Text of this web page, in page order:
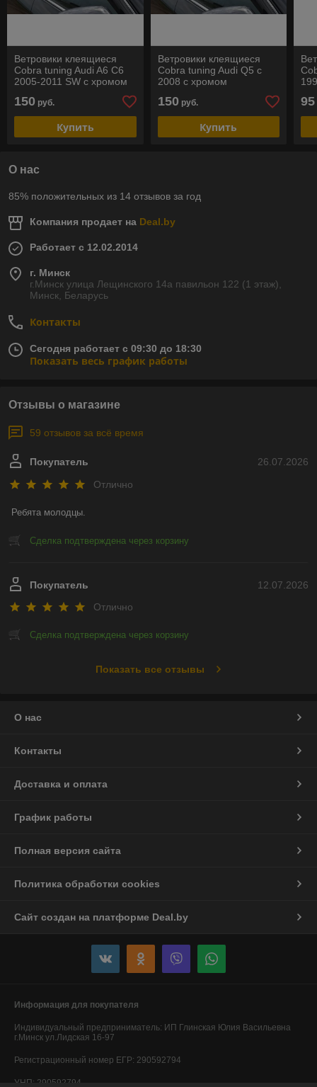
Ветровики клеящиеся
Cobra tuning Audi A6 C6
2005-2011 SW с хромом
150 руб.
Купить
Ветровики клеящиеся
Cobra tuning Audi Q5 с
2008 с хромом
150 руб.
Купить
95
О нас
85% положительных из 14 отзывов за год
Компания продает на Deal.by
Работает с 12.02.2014
г. Минск
г.Минск улица Лещинского 14а павильон 122 (1 этаж),
Минск, Беларусь
Контакты
Сегодня работает с 09:30 до 18:30
Показать весь график работы
Отзывы о магазине
59 отзывов за всё время
26.07.2026
Покупатель
Отлично
Ребята молодцы.
Сделка подтверждена через корзину
12.07.2026
Покупатель
Отлично
Сделка подтверждена через корзину
Показать все отзывы
О нас
Контакты
Доставка и оплата
График работы
Полная версия сайта
Политика обработки cookies
Сайт создан на платформе Deal.by
Информация для покупателя
Индивидуальный предприниматель: ИП Глинская Юлия Васильевна
г.Минск ул.Лидская 16-97
Регистрационный номер ЕГР: 290592794
УНП: 290592794